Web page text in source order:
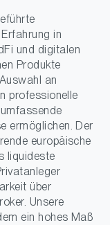
in
und digitalen
Produkte
an
professionelle
ermöglichen. Der
europäische
liquideste
über
Unsere
ein hohes Maß